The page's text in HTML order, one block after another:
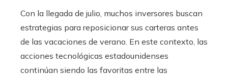
Con la llegada de julio, muchos inversores buscan
estrategias para reposicionar sus carteras antes
de las vacaciones de verano. En este contexto, las
acciones tecnológicas estadounidenses
continúan siendo las favoritas entre las